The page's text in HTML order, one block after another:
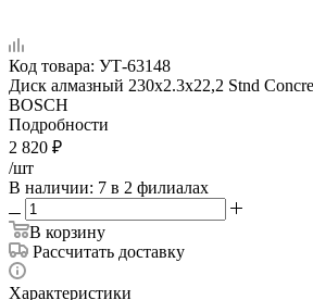
Код товара: УТ-63148
Диск алмазный 230х2.3x22,2 Stnd
BOSCH
Подробности
2 820 ₽
/шт
В наличии: 7 в 2 филиалах
В корзину
Рассчитать доставку
Характеристики